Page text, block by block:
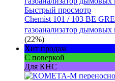
Быстрый просмотр
Chemist 101 / 103 BE
газоанализатор дымовых
(22%)
Хит продаж
С поверкой
Для КНС